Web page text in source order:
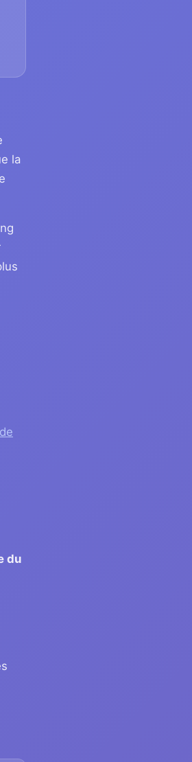
la
du